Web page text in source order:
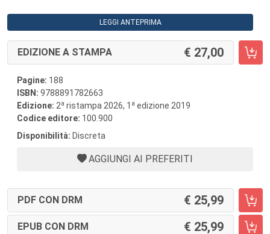
LEGGI ANTEPRIMA
EDIZIONE A STAMPA 27,00
Pagine: 188
ISBN: 9788891782663
Edizione: 2a ristampa 2026, 1 a edizione 2019
Codice editore: 100.900
Disponibilità: Discreta
AGGIUNGI AI PREFERITI
PDF CON DRM 25,99
EPUB CON DRM 25,99